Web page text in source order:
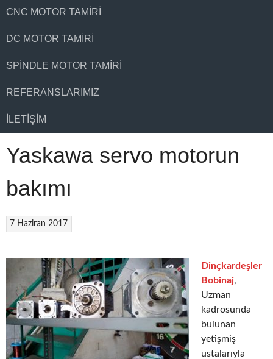
CNC MOTOR TAMIRI
DC MOTOR TAMIRI
SPINDLE MOTOR TAMIRI
REFERANSLARIMIZ
İLETIŞIM
Yaskawa servo motorun
bakımı
7 Haziran 2017
Dinçkardeşler
Bobinaj,
Uzman
kadrosunda
bulunan
yetişmiş
ustalarıyla